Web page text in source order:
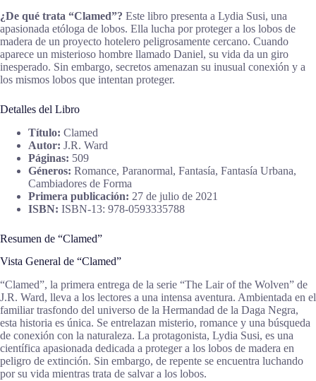
¿De qué trata “Clamed”? Este libro presenta a Lydia Susi, una
apasionada etóloga de lobos. Ella lucha por proteger a los lobos de
madera de un proyecto hotelero peligrosamente cercano. Cuando
aparece un misterioso hombre llamado Daniel, su vida da un giro
inesperado. Sin embargo, secretos amenazan su inusual conexión y a
los mismos lobos que intentan proteger.
Detalles del Libro
Título: Clamed
Autor: J.R. Ward
Páginas: 509
Géneros: Romance, Paranormal, Fantasía, Fantasía Urbana,
Cambiadores de Forma
Primera publicación: 27 de julio de 2021
ISBN: ISBN-13: 978-0593335788
Resumen de “Clamed”
Vista General de “Clamed”
“Clamed”, la primera entrega de la serie “The Lair of the Wolven” de
J.R. Ward, lleva a los lectores a una intensa aventura. Ambientada en el
familiar trasfondo del universo de la Hermandad de la Daga Negra,
esta historia es única. Se entrelazan misterio, romance y una búsqueda
de conexión con la naturaleza. La protagonista, Lydia Susi, es una
científica apasionada dedicada a proteger a los lobos de madera en
peligro de extinción. Sin embargo, de repente se encuentra luchando
por su vida mientras trata de salvar a los lobos.